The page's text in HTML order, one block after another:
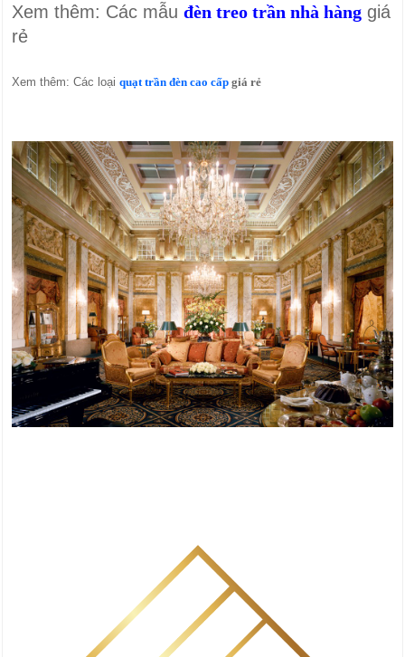
Xem thêm: Các mẫuđèn treo trần nhà hàng giá
rẻ
Xem thêm: Các loạiquạt trần đèn cao cấp giá rẻ